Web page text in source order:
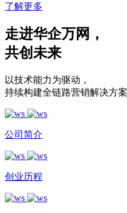
了解更多
走进华企万网 ，
共创未来
以技术能力为驱动 ，
持续构建全链路营销解决方案
公司简介
创业历程